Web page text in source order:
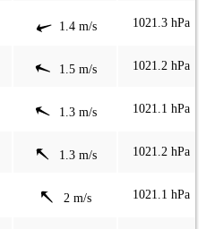
1.4 m/s 1021.3 hPa
1.5 m/s 1021.2 hPa
1.3 m/s 1021.1 hPa
1.3 m/s 1021.2 hPa
2 m/s 1021.1 hPa